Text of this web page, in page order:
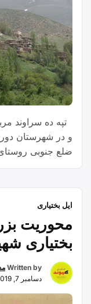
تپه ده سراوند
و در شهرستان
ایل بختیاری
محوریت
بختیاری
Written by
دسامبر 7, 2019